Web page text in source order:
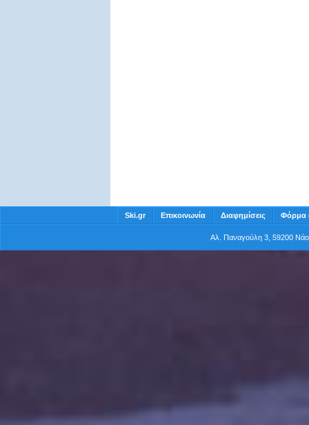
Ski.gr Επικοινωνία Διαφημίσεις Φόρμα
Αλ. Παναγούλη 3, 59200